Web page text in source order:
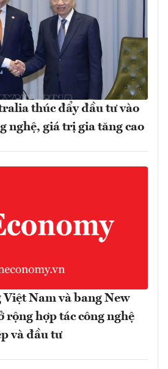
thúc đẩy đầu tư vào
nghệ, giá trị gia tăng cao
Nam và bang New
rộng hợp tác công nghệ
và đầu tư